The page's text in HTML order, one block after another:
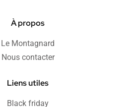
À propos
Le Montagnard
Nous contacter
Liens utiles
Black friday